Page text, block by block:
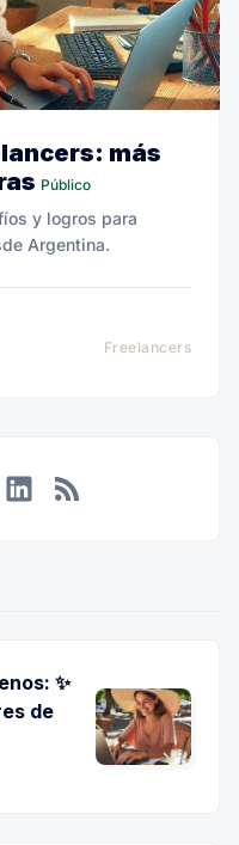
más
Público
y logros para
Argentina.
Freelancers
✨
de